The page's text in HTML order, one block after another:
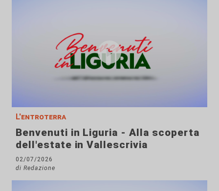
L'entroterra
Benvenuti in Liguria - Alla scoperta
dell'estate in Vallescrivia
02/07/2026
di Redazione